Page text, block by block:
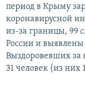
период в Крыму
коронавирусной
из-за границы, 99
России и
Выздоровевших за
31 человек (из них